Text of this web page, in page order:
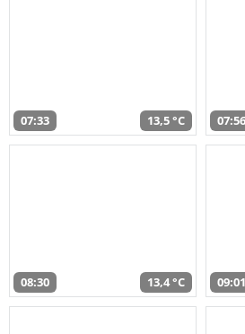
07:33 13,5 °C 07:56
08:30 13,4 °C 09:01